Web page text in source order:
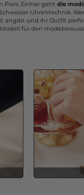
Preis. Einher geht die
Uhrentechnik.
angibt und Ihr Outfit
für den